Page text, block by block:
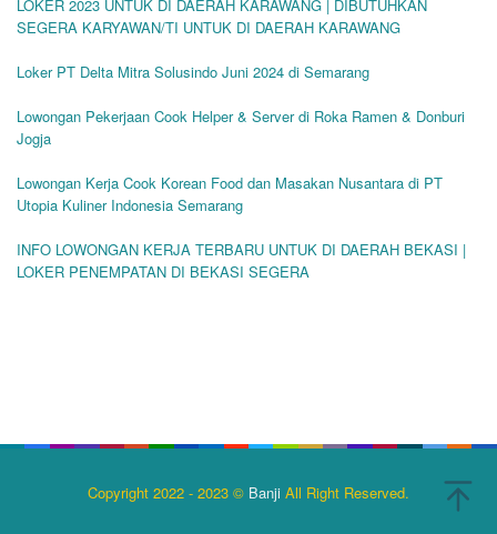
LOKER 2023 UNTUK DI DAERAH KARAWANG | DIBUTUHKAN
SEGERA KARYAWAN/TI UNTUK DI DAERAH KARAWANG
Loker PT Delta Mitra Solusindo Juni 2024 di Semarang
Lowongan Pekerjaan Cook Helper & Server di Roka Ramen & Donburi
Jogja
Lowongan Kerja Cook Korean Food dan Masakan Nusantara di PT
Utopia Kuliner Indonesia Semarang
INFO LOWONGAN KERJA TERBARU UNTUK DI DAERAH BEKASI |
LOKER PENEMPATAN DI BEKASI SEGERA
Copyright 2022 - 2023 © Banji All Right Reserved.